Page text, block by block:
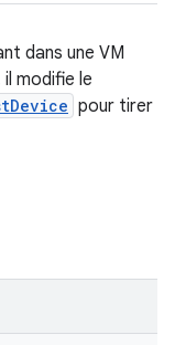
dans une VM
modifie le
pour tirer